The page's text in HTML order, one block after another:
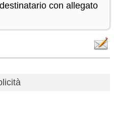
con allegato